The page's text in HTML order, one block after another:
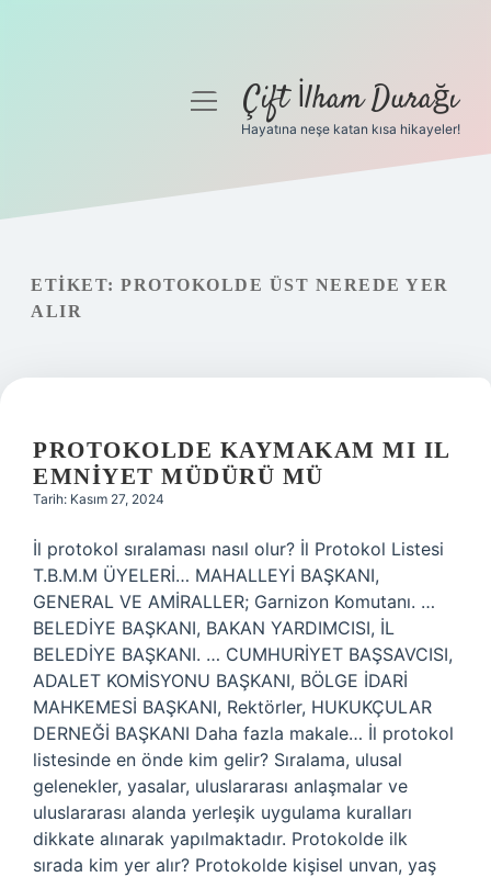
Gizlilik Politikası
Hakkımızda
menüyüÇift İlham Durağı
Hayatına neşe katan kısa hikayeler!
ETIKET: PROTOKOLDE ÜST NEREDE YER
ALIR
PROTOKOLDE KAYMAKAM MI IL
EMNIYET MÜDÜRÜ MÜ
Tarih: Kasım 27, 2024
İl protokol sıralaması nasıl olur? İl Protokol Listesi
T.B.M.M ÜYELERİ… MAHALLEYİ BAŞKANI,
GENERAL VE AMİRALLER; Garnizon Komutanı. …
BELEDİYE BAŞKANI, BAKAN YARDIMCISI, İL
BELEDİYE BAŞKANI. … CUMHURİYET BAŞSAVCISI,
ADALET KOMİSYONU BAŞKANI, BÖLGE İDARİ
MAHKEMESİ BAŞKANI, Rektörler, HUKUKÇULAR
DERNEĞİ BAŞKANI Daha fazla makale… İl protokol
listesinde en önde kim gelir? Sıralama, ulusal
gelenekler, yasalar, uluslararası anlaşmalar ve
uluslararası alanda yerleşik uygulama kuralları
dikkate alınarak yapılmaktadır. Protokolde ilk
sırada kim yer alır? Protokolde kişisel unvan, yaş